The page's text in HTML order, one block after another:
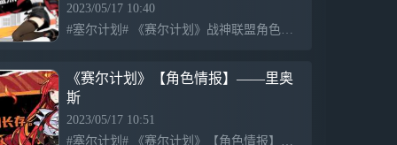
2023/05/17 10:40
#塞尔计划# 《赛尔计划》战神联盟角色技能盘点——缪斯篇 大家好呀！今天皮皮给大家介绍战神联盟中唯一一位女性角色——缪斯。 缪斯是超能系角色。作为天蛇族的继承人，因家族变故离开卡兰大陆，她一直在寻找拯
《赛尔计划》【角色情报】——里奥
斯
2023/05/17 10:51
#塞尔计划# 《赛尔计划》【角色情报】——里奥斯 里奥斯不仅是赛尔学园的教师，更是赫尔卡阵线情报部的一员。相信里奥斯凭借无比的责任心和行动力，一定能够帮助各位快速适应顾问工作！ 手机壁纸大放送~ ☆《